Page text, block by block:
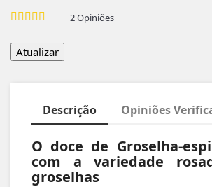
2Opiniões
Descrição Opiniões
O doce de Groselha-
com a variedade
groselhas